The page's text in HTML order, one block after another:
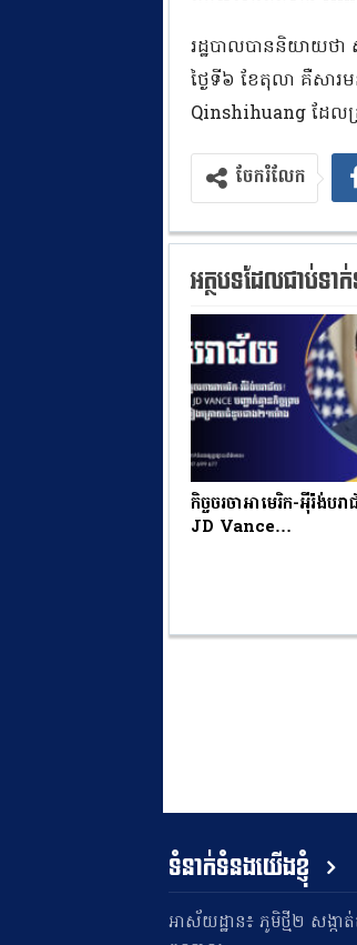
រដ្ឋបាលបាននិយាយថា
ថ្ងៃទី៦ ខែតុលា គឺសារម
Qinshihuang ដែលត្
ចែករំលែក
អត្ថបទដែលជាប់ទា
កិច្ចចរចាអាមេរិក-អ៉ីរ៉ង់ប
JD Vance…
ទំនាក់ទំនងយើងខ្ញុំ
អាស័យដ្ឋាន៖ ភូមិថ្មី២ សង្កាត់